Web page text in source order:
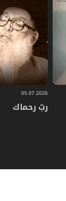
05.07.2026
ربّ رحماك